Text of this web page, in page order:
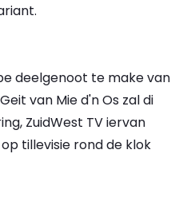
deelgenoot te make van
van Mie d'n Os zal di
ZuidWest TV iervan
tillevisie rond de klok